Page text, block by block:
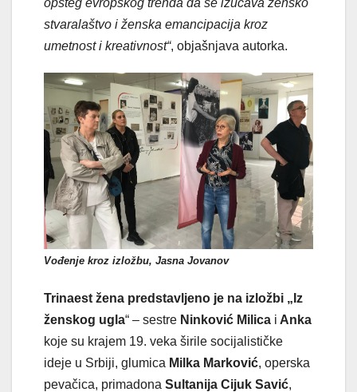
opšteg evropskog trenda da se izučava žensko
stvaralaštvo i ženska emancipacija kroz
umetnost i kreativnost“, objašnjava autorka.
Vođenje kroz izložbu, Jasna Jovanov
Trinaest žena predstavljeno je na izložbi „Iz
ženskog ugla“ – sestre Ninković Milica i Anka
koje su krajem 19. veka širile socijalističke
ideje u Srbiji, glumica Milka Marković, operska
pevačica, primadona Sultanija Cijuk Savić,